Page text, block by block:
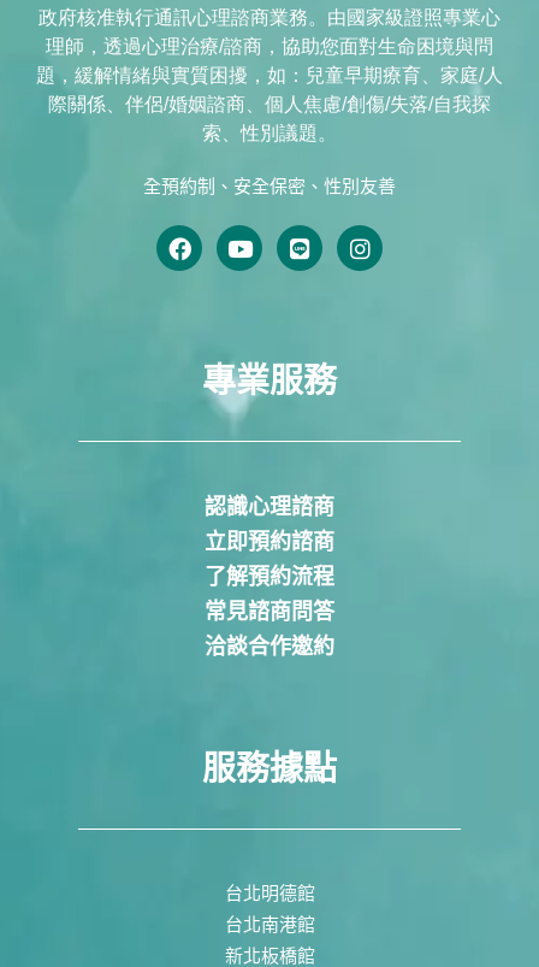
政府核准執行通訊心理諮商業務。由國家級證照專業心
理師，透過心理治療/諮商，協助您面對生命困境與問
題，緩解情緒與實質困擾，如：兒童早期療育、家庭/人
際關係、伴侶/婚姻諮商、個人焦慮/創傷/失落/自我探
索、性別議題。
全預約制、安全保密、性別友善
專業服務
認識心理諮商
立即預約諮商
了解預約流程
常見諮商問答
洽談合作邀約
服務據點
台北明德館
台北南港館
新北板橋館